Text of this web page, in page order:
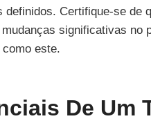
Certifique-se de
significativas
este.
De Um